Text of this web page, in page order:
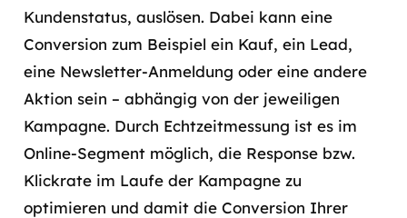
Kundenstatus, auslösen. Dabei kann eine
Conversion zum Beispiel ein Kauf, ein Lead,
eine Newsletter-Anmeldung oder eine andere
Aktion sein – abhängig von der jeweiligen
Kampagne. Durch Echtzeitmessung ist es im
Online-Segment möglich, die Response bzw.
Klickrate im Laufe der Kampagne zu
optimieren und damit die Conversion Ihrer